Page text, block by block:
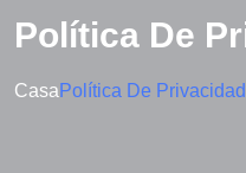
Política De
Casa Política De